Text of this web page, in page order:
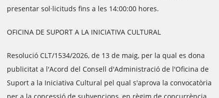
presentar sol·licituds fins a les 14:00:00 hores.
OFICINA DE SUPORT A LA INICIATIVA CULTURAL
Resolució CLT/1534/2026, de 13 de maig, per la qual es dona
publicitat a l'Acord del Consell d'Administració de l'Oficina de
Suport a la Iniciativa Cultural pel qual s'aprova la convocatòria